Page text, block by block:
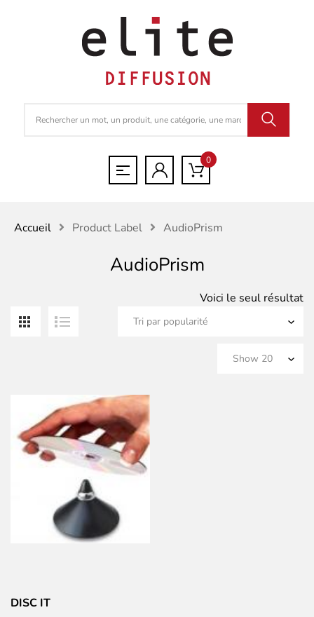
0
Accueil Product Label AudioPrism
AudioPrism
Voici le seul résultat
DISC IT